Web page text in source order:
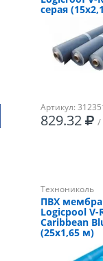
серая
Артикул:
829.32 /
Технониколь
ПВХ
Logicpool V-
Caribbean
(25х1,65 м)